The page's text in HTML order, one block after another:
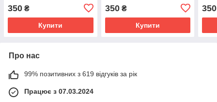
350 ₴
Купити
350₴
Купити
350
Про нас
99% позитивних з 619 відгуків за рік
Працює з 07.03.2024